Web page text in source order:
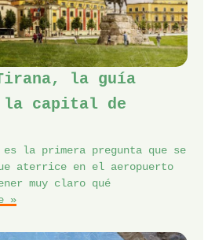
la guía
la capital de
es la primera pregunta que se
aterrice en el aeropuerto
muy claro qué
»